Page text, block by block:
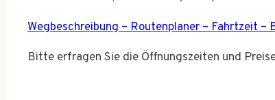
Wegbeschreibung – Routenplaner – Fahrtzeit –
Bitte erfragen Sie die Öffnungszeiten und